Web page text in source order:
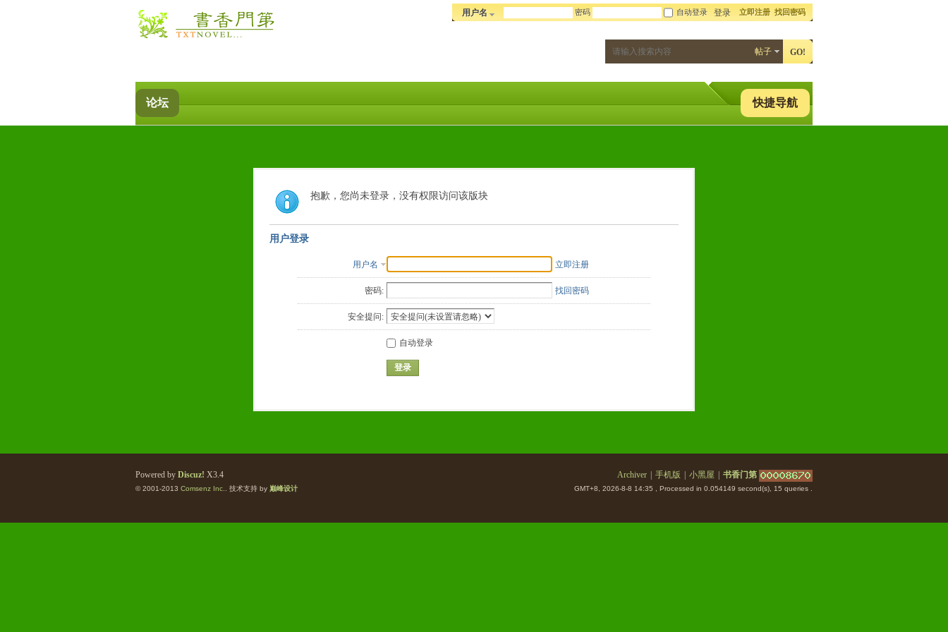
用户名 密码 自动登录 登录 立即注册 找回密码
帖子 GO!
快捷导航
论坛
抱歉，您尚未登录，没有权限访问该版块
用户登录
用户名 立即注册
密码: 找回密码
安全提问:
自动登录
登录
Archiver 手机版 小黑屋 书香门第
GMT+8, 2026-8-8 14:35 , Processed in 0.054149 second(s), 15 queries .
Powered by Discuz! X3.4
© 2001-2013 Comsenz Inc. . 技术支持 by 巅峰设计